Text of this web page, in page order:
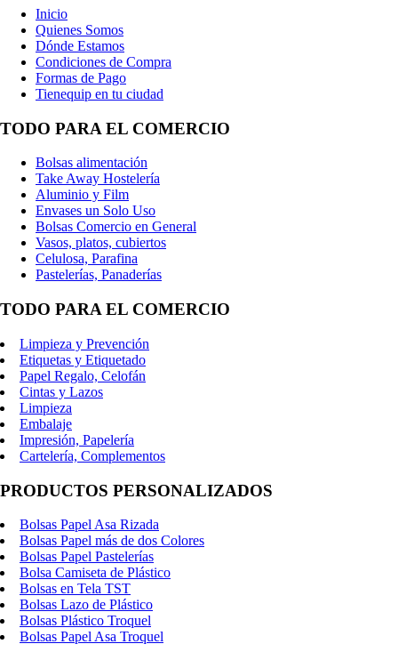
Inicio
Quienes Somos
Dónde Estamos
Condiciones de Compra
Formas de Pago
Tienequip en tu ciudad
TODO PARA EL COMERCIO
Bolsas alimentación
Take Away Hostelería
Aluminio y Film
Envases un Solo Uso
Bolsas Comercio en General
Vasos, platos, cubiertos
Celulosa, Parafina
Pastelerías, Panaderías
TODO PARA EL COMERCIO
Limpieza y Prevención
Etiquetas y Etiquetado
Papel Regalo, Celofán
Cintas y Lazos
Limpieza
Embalaje
Impresión, Papelería
Cartelería, Complementos
PRODUCTOS PERSONALIZADOS
Bolsas Papel Asa Rizada
Bolsas Papel más de dos Colores
Bolsas Papel Pastelerías
Bolsa Camiseta de Plástico
Bolsas en Tela TST
Bolsas Lazo de Plástico
Bolsas Plástico Troquel
Bolsas Papel Asa Troquel